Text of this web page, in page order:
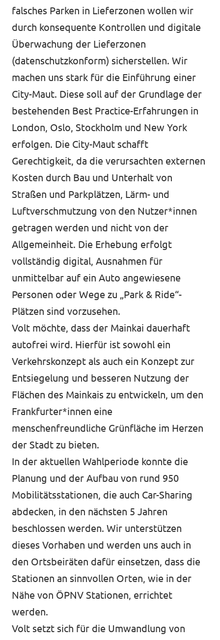
falsches Parken in Lieferzonen wollen wir
durch konsequente Kontrollen und digitale
Überwachung der Lieferzonen
(datenschutzkonform) sicherstellen. Wir
machen uns stark für die Einführung einer
City-Maut. Diese soll auf der Grundlage der
bestehenden Best Practice-Erfahrungen in
London, Oslo, Stockholm und New York
erfolgen. Die City-Maut schafft
Gerechtigkeit, da die verursachten externen
Kosten durch Bau und Unterhalt von
Straßen und Parkplätzen, Lärm- und
Luftverschmutzung von den Nutzer*innen
getragen werden und nicht von der
Allgemeinheit. Die Erhebung erfolgt
vollständig digital, Ausnahmen für
unmittelbar auf ein Auto angewiesene
Personen oder Wege zu „Park & Ride“-
Plätzen sind vorzusehen.
Volt möchte, dass der Mainkai dauerhaft
autofrei wird. Hierfür ist sowohl ein
Verkehrskonzept als auch ein Konzept zur
Entsiegelung und besseren Nutzung der
Flächen des Mainkais zu entwickeln, um den
Frankfurter*innen eine
menschenfreundliche Grünfläche im Herzen
der Stadt zu bieten.
In der aktuellen Wahlperiode konnte die
Planung und der Aufbau von rund 950
Mobilitätsstationen, die auch Car-Sharing
abdecken, in den nächsten 5 Jahren
beschlossen werden. Wir unterstützen
dieses Vorhaben und werden uns auch in
den Ortsbeiräten dafür einsetzen, dass die
Stationen an sinnvollen Orten, wie in der
Nähe von ÖPNV Stationen, errichtet
werden.
Volt setzt sich für die Umwandlung von